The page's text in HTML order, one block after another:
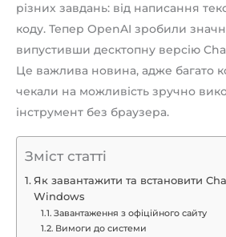
різних завдань: від написання
коду. Тепер OpenAI зробили
випустивши десктопну версію
Це важлива новина, адже багато
чекали на можливість зручно
інструмент без браузера.
Зміст статті
Як завантажити та встановити
Windows
Завантаження з офіційного сайту
Вимоги до системи